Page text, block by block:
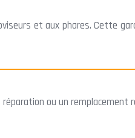
et aux phares. Cette
ou un remplacement